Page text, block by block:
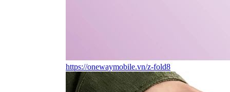
https://onewaymobile.vn/z-fold8